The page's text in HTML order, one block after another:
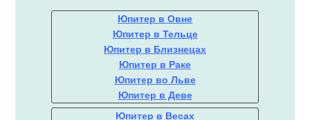
Юпитер в Овне
Юпитер в Тельце
Юпитер в Близнецах
Юпитер в Раке
Юпитер во Льве
Юпитер в Деве
Юпитер в Весах